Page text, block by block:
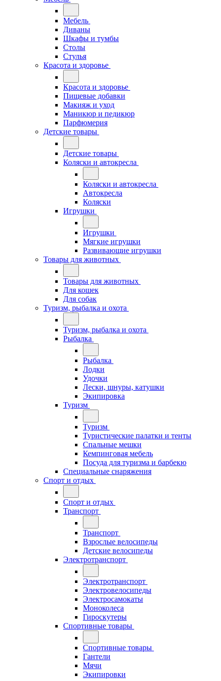
Мебель
Диваны
Шкафы и тумбы
Столы
Стулья
Красота и здоровье
Красота и здоровье
Пищевые добавки
Макияж и уход
Маникюр и педикюр
Парфюмерия
Детские товары
Детские товары
Коляски и автокресла
Коляски и автокресла
Автокресла
Коляски
Игрушки
Игрушки
Мягкие игрушки
Развивающие игрушки
Товары для животных
Товары для животных
Для кошек
Для собак
Туризм, рыбалка и охота
Туризм, рыбалка и охота
Рыбалка
Рыбалка
Лодки
Удочки
Лески, шнуры, катушки
Экипировка
Туризм
Туризм
Туристические палатки и тенты
Спальные мешки
Кемпинговая мебель
Посуда для туризма и барбекю
Специальные снаряжения
Спорт и отдых
Спорт и отдых
Транспорт
Транспорт
Взрослые велосипеды
Детские велосипеды
Электротранспорт
Электротранспорт
Электровелосипеды
Электросамокаты
Моноколеса
Гироскутеры
Спортивные товары
Спортивные товары
Гантели
Мячи
Экипировки